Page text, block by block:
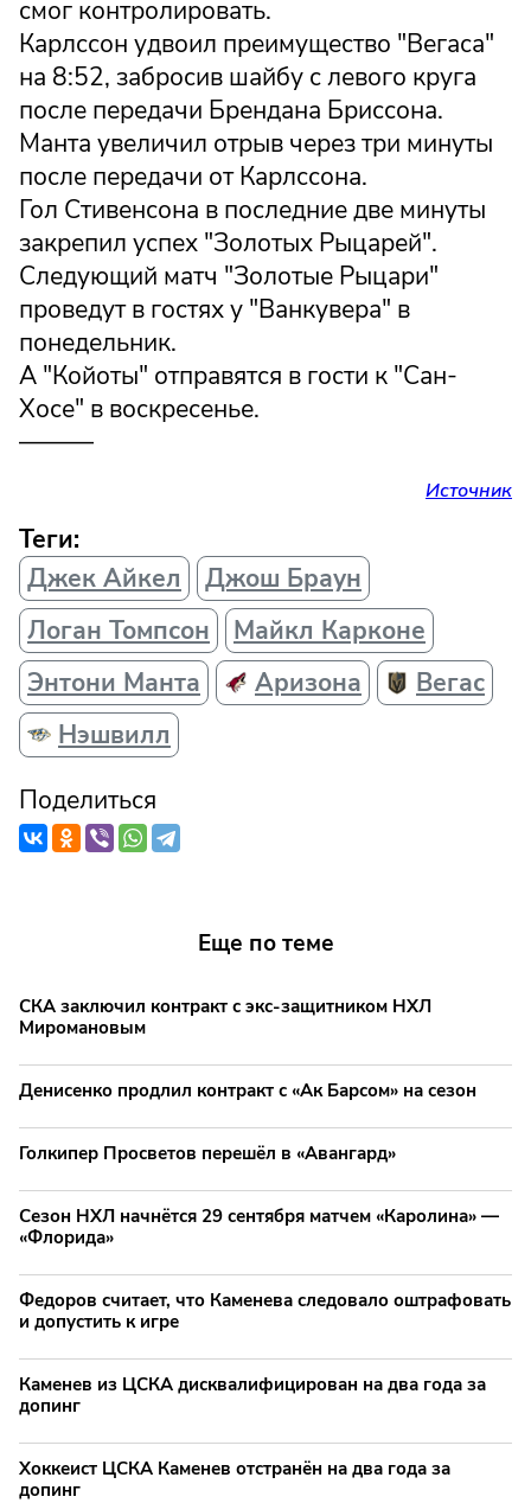
смог контролировать.
Карлссон удвоил преимущество "Вегаса"
на 8:52, забросив шайбу с левого круга
после передачи Брендана Бриссона.
Манта увеличил отрыв через три минуты
после передачи от Карлссона.
Гол Стивенсона в последние две минуты
закрепил успех "Золотых Рыцарей".
Следующий матч "Золотые Рыцари"
проведут в гостях у "Ванкувера" в
понедельник.
А "Койоты" отправятся в гости к "Сан-
Хосе" в воскресенье.
———
Источник
Теги:
Джек Айкел
Джош Браун
Логан Томпсон
Майкл Карконе
Энтони Манта
Аризона
Вегас
Нэшвилл
Поделиться
Еще по теме
СКА заключил контракт с экс-защитником НХЛ
Миромановым
Денисенко продлил контракт с «Ак Барсом» на сезон
Голкипер Просветов перешёл в «Авангард»
Сезон НХЛ начнётся 29 сентября матчем «Каролина» —
«Флорида»
Федоров считает, что Каменева следовало оштрафовать
и допустить к игре
Каменев из ЦСКА дисквалифицирован на два года за
допинг
Хоккеист ЦСКА Каменев отстранён на два года за
допинг